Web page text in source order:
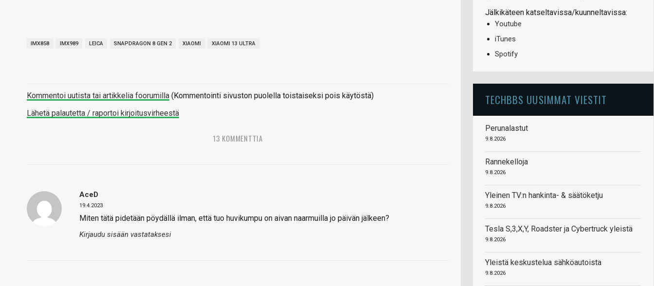
IMX858 IMX989 LEICA SNAPDRAGON 8 GEN 2 XIAOMI XIAOMI 13 ULTRA
Kommentoi uutista tai artikkelia foorumilla (Kommentointi sivuston puolella toistaiseksi pois käytöstä)
Lähetä palautetta / raportoi kirjoitusvirheestä
13 KOMMENTTIA
AceD
19.4.2023
Miten tätä pidetään pöydällä ilman, että tuo huvikumpu on aivan naarmuilla jo päivän jälkeen?
Kirjaudu sisään vastataksesi
Jälkikäteen katseltavissa/kuunneltavissa:
Youtube
iTunes
Spotify
TECHBBS UUSIMMAT VIESTIT
Perunalastut
9.8.2026
Rannekelloja
9.8.2026
Yleinen TV:n hankinta- & säätöketju
9.8.2026
Tesla S,3,X,Y, Roadster ja Cybertruck yleistä
9.8.2026
Yleistä keskustelua sähköautoista
9.8.2026